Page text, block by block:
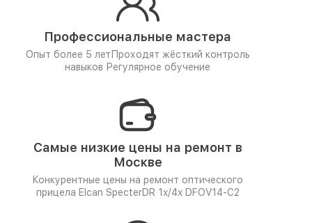
Профессиональные мастера
Опыт более 5 лет Проходят жёсткий контроль
навыков Регулярное обучение
Самые низкие цены на ремонт в
Москве
Конкурентные цены на ремонт оптического
прицела Elcan SpecterDR 1x/4x DFOV14-C2